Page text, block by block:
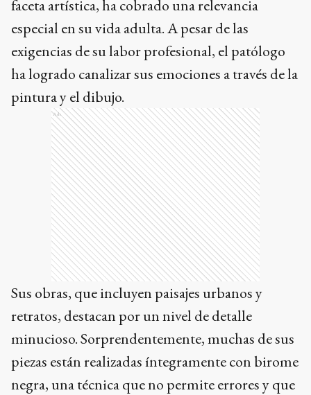
faceta artística, ha cobrado una relevancia
especial en su vida adulta. A pesar de las
exigencias de su labor profesional, el patólogo
ha logrado canalizar sus emociones a través de la
pintura y el dibujo.
Ads
Sus obras, que incluyen paisajes urbanos y
retratos, destacan por un nivel de detalle
minucioso. Sorprendentemente, muchas de sus
piezas están realizadas íntegramente con birome
negra, una técnica que no permite errores y que